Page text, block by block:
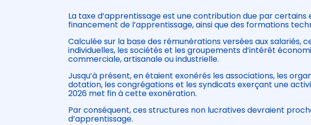
La taxe d’apprentissage est une contribution due par certains
financement de l’apprentissage, ainsi que des formations
Calculée sur la base des rémunérations versées aux salariés,
individuelles, les sociétés et les groupements d’intérêt
commerciale, artisanale ou industrielle.
Jusqu’à présent, en étaient exonérés les associations, les
dotation, les congrégations et les syndicats exerçant une
2026 met fin à cette exonération.
Par conséquent, ces structures non lucratives devraient
d’apprentissage.